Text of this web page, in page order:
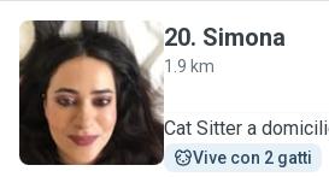
S
20. Simona
1.9 km
Cat Sitter a
Vive con 2 gatti